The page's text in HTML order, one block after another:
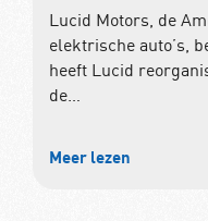
Lucid Motors, de
elektrische auto’s,
heeft Lucid
de…
Meer lezen